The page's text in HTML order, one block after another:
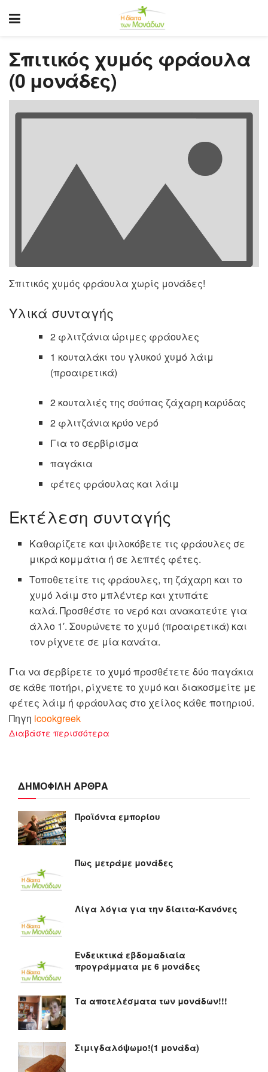
Σπιτικός χυμός φράουλα
(0 μονάδες)
Σπιτικός χυμός φράουλα χωρίς μονάδες!
Υλικά συνταγής
2 φλιτζάνια ώριμες φράουλες
1 κουταλάκι του γλυκού χυμό λάιμ
(προαιρετικά)
2 κουταλιές της σούπας ζάχαρη καρύδας
2 φλιτζάνια κρύο νερό
Για το σερβίρισμα
παγάκια
φέτες φράουλας και λάιμ
Εκτέλεση συνταγής
Καθαρίζετε και ψιλοκόβετε τις φράουλες σε
μικρά κομμάτια ή σε λεπτές φέτες.
Τοποθετείτε τις φράουλες, τη ζάχαρη και το
χυμό λάιμ στο μπλέντερ και χτυπάτε
καλά. Προσθέστε το νερό και ανακατεύτε για
άλλο 1′. Σουρώνετε το χυμό (προαιρετικά) και
τον ρίχνετε σε μία κανάτα.
Για να σερβίρετε το χυμό προσθέτετε δύο παγάκια
σε κάθε ποτήρι, ρίχνετε το χυμό και διακοσμείτε με
φέτες λάιμ ή φράουλας στο χείλος κάθε ποτηριού.
Πηγη icookgreek
Διαβάστε περισσότερα
ΔΗΜΟΦΙΛΗ ΑΡΘΡΑ
Προϊόντα εμπορίου
Πως μετράμε μονάδες
Λίγα λόγια για την δίαιτα-Κανόνες
Ενδεικτικά εβδομαδιαία
προγράμματα με 6 μονάδες
Τα αποτελέσματα των μονάδων!!!
Σιμιγδαλόψωμο!(1 μονάδα)